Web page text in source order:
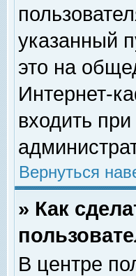
указанный
это на
Интернет-
входить
Вернуться
» Как
В центре